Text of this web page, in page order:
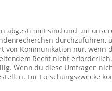
abgestimmt sind und um
durchzuführen,
von Kommunikation nur, wenn
Recht nicht
Wenn du diese Umfragen
Für Forschungszwecke